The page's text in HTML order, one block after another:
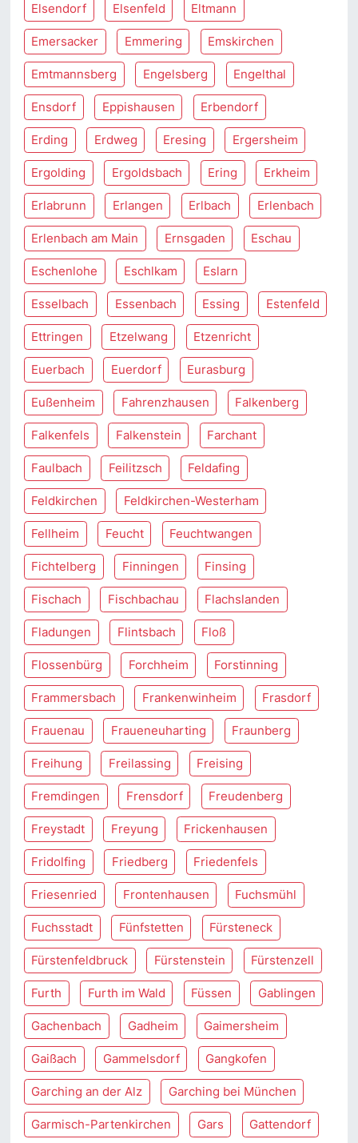
Elsendorf Elsenfeld Eltmann
Emersacker Emmering Emskirchen
Emtmannsberg Engelsberg Engelthal
Ensdorf Eppishausen Erbendorf
Erding Erdweg Eresing Ergersheim
Ergolding Ergoldsbach Ering Erkheim
Erlabrunn Erlangen Erlbach Erlenbach
Erlenbach am Main Ernsgaden Eschau
Eschenlohe Eschlkam Eslarn
Esselbach Essenbach Essing Estenfeld
Ettringen Etzelwang Etzenricht
Euerbach Euerdorf Eurasburg
Eußenheim Fahrenzhausen Falkenberg
Falkenfels Falkenstein Farchant
Faulbach Feilitzsch Feldafing
Feldkirchen Feldkirchen-Westerham
Fellheim Feucht Feuchtwangen
Fichtelberg Finningen Finsing
Fischach Fischbachau Flachslanden
Fladungen Flintsbach Floß
Flossenbürg Forchheim Forstinning
Frammersbach Frankenwinheim Frasdorf
Frauenau Fraueneuharting Fraunberg
Freihung Freilassing Freising
Fremdingen Frensdorf Freudenberg
Freystadt Freyung Frickenhausen
Fridolfing Friedberg Friedenfels
Friesenried Frontenhausen Fuchsmühl
Fuchsstadt Fünfstetten Fürsteneck
Fürstenfeldbruck Fürstenstein Fürstenzell
Furth Furth im Wald Füssen Gablingen
Gachenbach Gadheim Gaimersheim
Gaißach Gammelsdorf Gangkofen
Garching an der Alz Garching bei München
Garmisch-Partenkirchen Gars Gattendorf